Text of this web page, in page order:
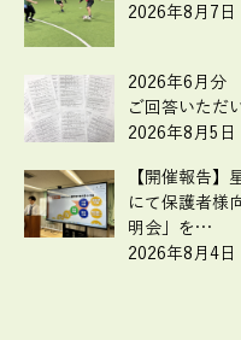
2026年8月7日
2026年6月分
ご回答いただ
2026年8月5日
【開催報告】
にて保護者様
明会」を…
2026年8月4日